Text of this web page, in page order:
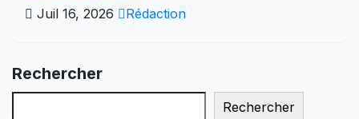
Juil 16, 2026 Rédaction
Rechercher
Rechercher